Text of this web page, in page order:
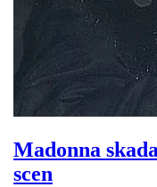
Madonna
scen